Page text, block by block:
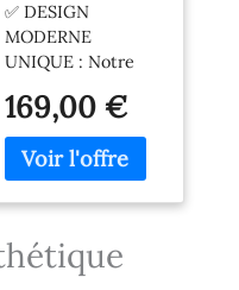
foncé, Decor et
la Couleur de
l'acier, Table
Centrale et
élégante pour
thé et Le café.
Choix Parfait
Meubles de
Salon
90x60x45 cm
✅ DESIGN
MODERNE
UNIQUE : Notre
s'intégrera dans
n'importe quelle
maison de style
contemporain. La
nature artistique
de cette table en
fait plus qu'un
169,00 €